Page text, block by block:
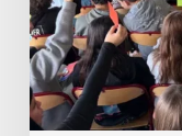
évidemment
!
»
–